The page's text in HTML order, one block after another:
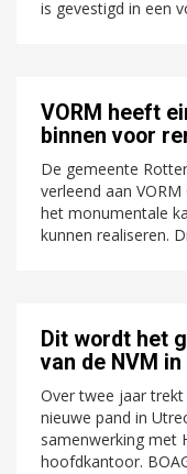
is gevestigd in een
VORM heeft
binnen voor
De gemeente
verleend aan
het monumentale
kunnen realiseren.
Dit wordt het
van de NVM
Over twee jaar
nieuwe pand in
samenwerking met
hoofdkantoor.